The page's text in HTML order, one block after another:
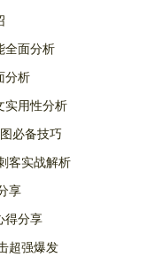
全面分析
分析
实用性分析
必备技巧
客实战解析
享
得分享
超强爆发